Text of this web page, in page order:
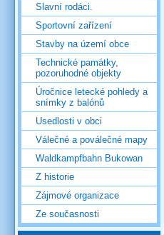
Slavní rodáci.
Sportovní zařízení
Stavby na území obce
Technické památky,
pozoruhodné objekty
Úročnice letecké pohledy a
snímky z balónů
Usedlosti v obci
Válečné a poválečné mapy
Waldkampfbahn Bukowan
Z historie
Zájmové organizace
Ze současnosti